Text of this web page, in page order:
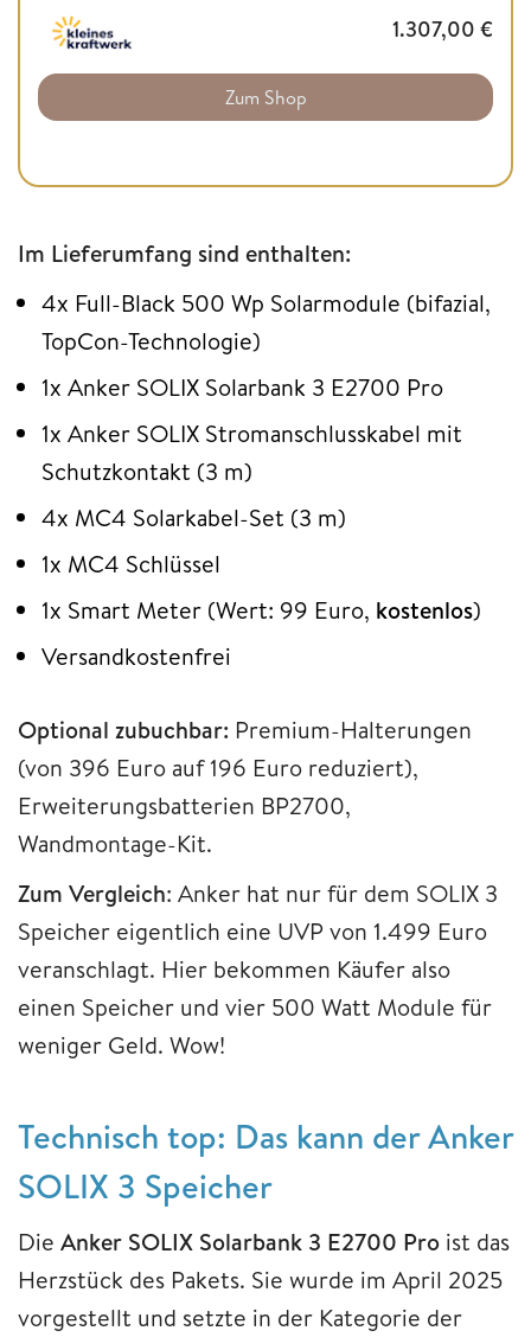
1.307,00 €
Zum Shop
Im Lieferumfang sind enthalten:
4x Full-Black 500 Wp Solarmodule (bifazial,
TopCon-Technologie)
1x Anker SOLIX Solarbank 3 E2700 Pro
1x Anker SOLIX Stromanschlusskabel mit
Schutzkontakt (3 m)
4x MC4 Solarkabel-Set (3 m)
1x MC4 Schlüssel
1x Smart Meter (Wert: 99 Euro, kostenlos)
Versandkostenfrei
Optional zubuchbar: Premium-Halterungen
(von 396 Euro auf 196 Euro reduziert),
Erweiterungsbatterien BP2700,
Wandmontage-Kit.
Zum Vergleich: Anker hat nur für dem SOLIX 3
Speicher eigentlich eine UVP von 1.499 Euro
veranschlagt. Hier bekommen Käufer also
einen Speicher und vier 500 Watt Module für
weniger Geld. Wow!
Technisch top: Das kann der Anker
SOLIX 3 Speicher
Die Anker SOLIX Solarbank 3 E2700 Pro ist das
Herzstück des Pakets. Sie wurde im April 2025
vorgestellt und setzte in der Kategorie der